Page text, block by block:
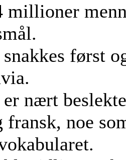
millioner
først
er nært
fransk, noe